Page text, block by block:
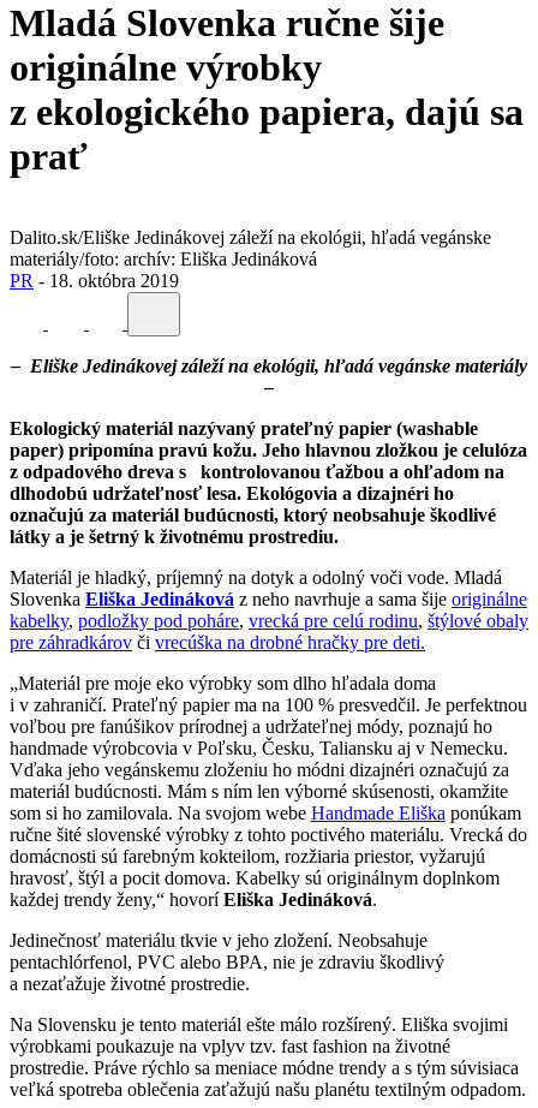
Mladá Slovenka ručne šije
originálne výrobky
z ekologického papiera, dajú sa
prať
Dalito.sk/Eliške Jedinákovej záleží na ekológii, hľadá vegánske
materiály/foto: archív: Eliška Jedináková
PR - 18. októbra 2019
– Eliške Jedinákovej záleží na ekológii, hľadá vegánske materiály
–
Ekologický materiál nazývaný prateľný papier (washable
paper) pripomína pravú kožu. Jeho hlavnou zložkou je celulóza
z odpadového dreva s kontrolovanou ťažbou a ohľadom na
dlhodobú udržateľnosť lesa. Ekológovia a dizajnéri ho
označujú za materiál budúcnosti, ktorý neobsahuje škodlivé
látky a je šetrný k životnému prostrediu.
Materiál je hladký, príjemný na dotyk a odolný voči vode. Mladá
Slovenka Eliška Jedináková z neho navrhuje a sama šije originálne
kabelky, podložky pod poháre, vrecká pre celú rodinu, štýlové obaly
pre záhradkárov či vrecúška na drobné hračky pre deti.
„Materiál pre moje eko výrobky som dlho hľadala doma
i v zahraničí. Prateľný papier ma na 100 % presvedčil. Je perfektnou
voľbou pre fanúšikov prírodnej a udržateľnej módy, poznajú ho
handmade výrobcovia v Poľsku, Česku, Taliansku aj v Nemecku.
Vďaka jeho vegánskemu zloženiu ho módni dizajnéri označujú za
materiál budúcnosti. Mám s ním len výborné skúsenosti, okamžite
som si ho zamilovala. Na svojom webe Handmade Eliška ponúkam
ručne šité slovenské výrobky z tohto poctivého materiálu. Vrecká do
domácnosti sú farebným kokteilom, rozžiaria priestor, vyžarujú
hravosť, štýl a pocit domova. Kabelky sú originálnym doplnkom
každej trendy ženy,“ hovoríEliška Jedináková.
Jedinečnosť materiálu tkvie v jeho zložení. Neobsahuje
pentachlórfenol, PVC alebo BPA, nie je zdraviu škodlivý
a nezaťažuje životné prostredie.
Na Slovensku je tento materiál ešte málo rozšírený. Eliška svojimi
výrobkami poukazuje na vplyv tzv. fast fashion na životné
prostredie. Práve rýchlo sa meniace módne trendy a s tým súvisiaca
veľká spotreba oblečenia zaťažujú našu planétu textilným odpadom.